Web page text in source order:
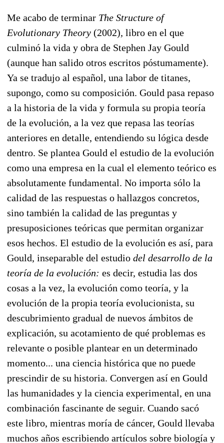
Me acabo de terminar The Structure of
Evolutionary Theory (2002), libro en el que
culminó la vida y obra de Stephen Jay Gould
(aunque han salido otros escritos póstumamente).
Ya se tradujo al español, una labor de titanes,
supongo, como su composición. Gould pasa repaso
a la historia de la vida y formula su propia teoría
de la evolución, a la vez que repasa las teorías
anteriores en detalle, entendiendo su lógica desde
dentro. Se plantea Gould el estudio de la evolución
como una empresa en la cual el elemento teórico es
absolutamente fundamental. No importa sólo la
calidad de las respuestas o hallazgos concretos,
sino también la calidad de las preguntas y
presuposiciones teóricas que permitan organizar
esos hechos. El estudio de la evolución es así, para
Gould, inseparable del estudio del desarrollo de la
teoría de la evolución: es decir, estudia las dos
cosas a la vez, la evolución como teoría, y la
evolución de la propia teoría evolucionista, su
descubrimiento gradual de nuevos ámbitos de
explicación, su acotamiento de qué problemas es
relevante o posible plantear en un determinado
momento... una ciencia histórica que no puede
prescindir de su historia. Convergen así en Gould
las humanidades y la ciencia experimental, en una
combinación fascinante de seguir. Cuando sacó
este libro, mientras moría de cáncer, Gould llevaba
muchos años escribiendo artículos sobre biología y